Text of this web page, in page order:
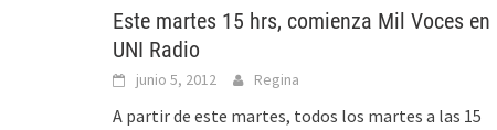
Este martes 15 hrs, comienza Mil Voces en
UNI Radio
junio 5, 2012 Regina
A partir de este martes, todos los martes a las 15